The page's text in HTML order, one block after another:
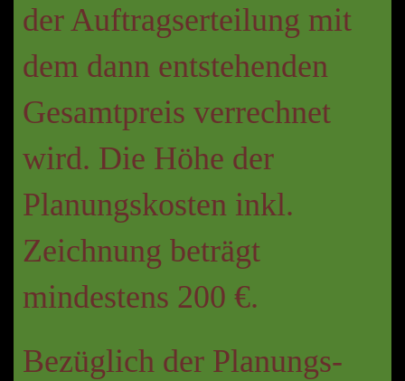
der Auftragserteilung mit
dem dann entstehenden
Gesamtpreis verrechnet
wird. Die Höhe der
Planungskosten inkl.
Zeichnung beträgt
mindestens 200 €.
Bezüglich der Planungs-